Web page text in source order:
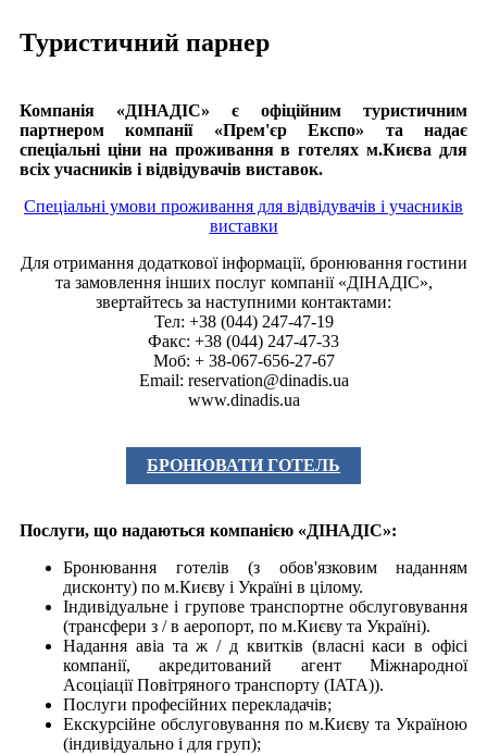
Туристичний парнер
Компанія «ДІНАДІС» є офіційним туристичним
партнером компанії «Прем'єр Експо» та надає
спеціальні ціни на проживання в готелях м.Києва для
всіх учасників і відвідувачів виставок.
Спеціальні умови проживання для відвідувачів і учасників
виставки
Для отримання додаткової інформації, бронювання гостини
та замовлення інших послуг компанії «ДІНАДІС»,
звертайтесь за наступними контактами:
Тел: +38 (044) 247-47-19
Факс: +38 (044) 247-47-33
Моб: + 38-067-656-27-67
Email: reservation@dinadis.ua
www.dinadis.ua
БРОНЮВАТИ ГОТЕЛЬ
Послуги, що надаються компанією «ДІНАДІС»:
Бронювання готелів (з обов'язковим наданням
дисконту) по м.Києву і Україні в цілому.
Індивідуальне і групове транспортне обслуговування
(трансфери з / в аеропорт, по м.Києву та Україні).
Надання авіа та ж / д квитків (власні каси в офісі
компанії, акредитований агент Міжнародної
Асоціації Повітряного транспорту (ІATA)).
Послуги професійних перекладачів;
Екскурсійне обслуговування по м.Києву та Україною
(індивідуально і для груп);